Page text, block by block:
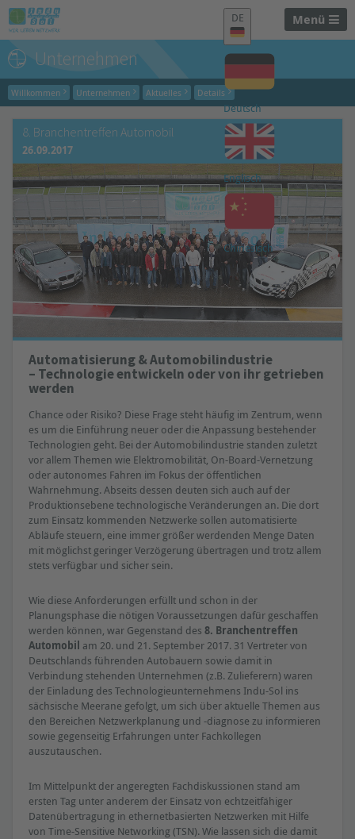
Menü
DE
Deutsch
Englisch
Chinesisch
Unternehmen
Willkommen Unternehmen Aktuelles Details
8. Branchentreffen Automobil
26.09.2017
Automatisierung & Automobilindustrie
– Technologie entwickeln oder von ihr getrieben
werden
Chance oder Risiko? Diese Frage steht häufig im Zentrum, wenn
es um die Einführung neuer oder die Anpassung bestehender
Technologien geht. Bei der Automobilindustrie standen zuletzt
vor allem Themen wie Elektromobilität, On-Board-Vernetzung
oder autonomes Fahren im Fokus der öffentlichen
Wahrnehmung. Abseits dessen deuten sich auch auf der
Produktionsebene technologische Veränderungen an. Die dort
zum Einsatz kommenden Netzwerke sollen automatisierte
Abläufe steuern, eine immer größer werdenden Menge Daten
mit möglichst geringer Verzögerung übertragen und trotz allem
stets verfügbar und sicher sein.
Wie diese Anforderungen erfüllt und schon in der
Planungsphase die nötigen Voraussetzungen dafür geschaffen
werden können, war Gegenstand des8. Branchentreffen
Automobil am 20. und 21. September 2017. 31 Vertreter von
Deutschlands führenden Autobauern sowie damit in
Verbindung stehenden Unternehmen (z.B. Zulieferern) waren
der Einladung des Technologieunternehmens Indu-Sol ins
sächsische Meerane gefolgt, um sich über aktuelle Themen aus
den Bereichen Netzwerkplanung und -diagnose zu informieren
sowie gegenseitig Erfahrungen unter Fachkollegen
auszutauschen.
Im Mittelpunkt der angeregten Fachdiskussionen stand am
ersten Tag unter anderem der Einsatz von echtzeitfähiger
Datenübertragung in ethernetbasierten Netzwerken mit Hilfe
von Time-Sensitive Networking (TSN). Wie lassen sich die damit